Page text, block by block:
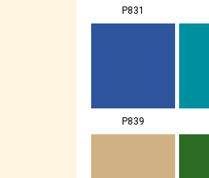
P831
P839